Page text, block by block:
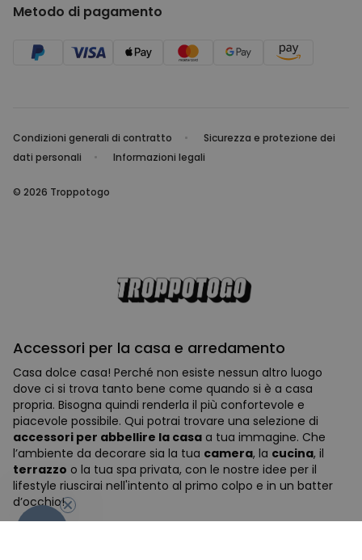
Metodo di pagamento
Condizioni generali di contratto
Sicurezza e protezione dei
dati personali
Informazioni legali
© 2026 Troppotogo
Accessori per la casa e arredamento
Casa dolce casa! Perché non esiste nessun altro luogo
dove ci si trova tanto bene come quando si è a casa
propria. Bisogna quindi renderla il più confortevole e
piacevole possibile. Qui potrai trovare una selezione di
accessori per abbellire la casa a tua immagine. Che
l’ambiente da decorare sia la tua camera, la cucina, il
terrazzo o la tua spa privata, con le nostre idee per il
lifestyle riuscirai nell'intento al primo colpo e in un batter
d’occhio!
-10%